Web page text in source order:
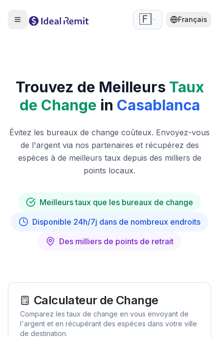
🇫🇷 Français
Trouvez de Meilleurs Taux
de Change in Casablanca
Évitez les bureaux de change coûteux. Envoyez-vous
de l'argent via nos partenaires et récupérez des
espèces à de meilleurs taux depuis des milliers de
points locaux.
Meilleurs taux que les bureaux de change
Disponible 24h/7j dans de nombreux endroits
Des milliers de points de retrait
Calculateur de Change
Comparez les taux de change en vous envoyant de
l'argent et en récupérant des espèces dans votre ville
de destination.